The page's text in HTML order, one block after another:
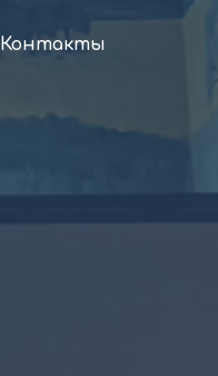
Контакты